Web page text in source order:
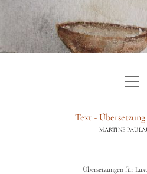
HOME
Menü
öffnen
Text -
MARTINE
Übersetzungen für